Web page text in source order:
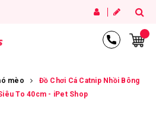
mèo
Đồ Chơi Cá Catnip Nhồi Bông
To 40cm - iPet Shop